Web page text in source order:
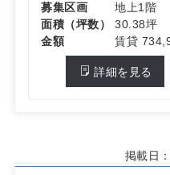
募集区画
地上1階
面積（坪数）
30.38坪
金額
賃貸
詳細を見る
掲載日